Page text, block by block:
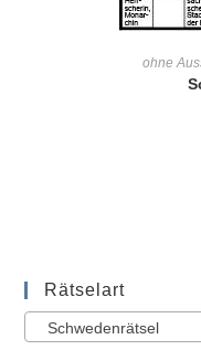
ohne
Rätselart
Schwedenrätsel